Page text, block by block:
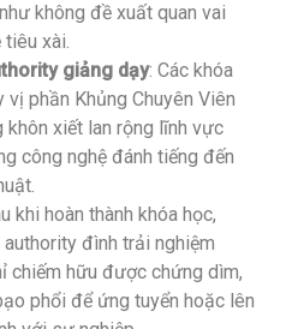
không đề xuất quan vai
tiêu xài.
giảng dạy: Các khóa
phần Khủng Chuyên Viên
xiết lan rộng lĩnh vực
công nghệ đánh tiếng đến
khi hoàn thành khóa học,
đình trải nghiệm
chiếm hữu được chứng dìm,
phổi để ứng tuyển hoặc lên